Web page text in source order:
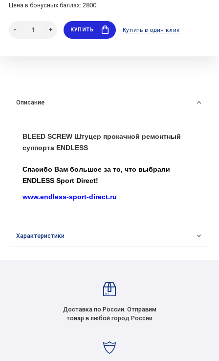
Цена в бонусных баллах: 2800
КУПИТЬ Купить в один клик
Описание
BLEED SCREW Штуцер прокачной ремонтный
суппорта ENDLESS
Спасибо Вам большое за то, что выбрали
ENDLESS Sport Direct!
www.endless-sport-direct.ru
Характеристики
Доставка по России. Отправим
товар в любой город России